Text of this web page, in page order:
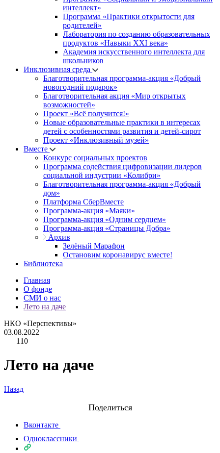
интеллект»
Программа «Практики открытости для
родителей»
Лаборатория по созданию образовательных
продуктов «Навыки XXI века»
Академия искусственного интеллекта для
школьников
Инклюзивная среда
Благотворительная программа-акция «Добрый
новогодний подарок»
Благотворительная акция «Мир открытых
возможностей»
Проект «Всё получится!»
Новые образовательные практики в интересах
детей с особенностями развития и детей-сирот
Проект «Инклюзивный музей»
Вместе
Конкурс социальных проектов
Программа содействия цифровизации лидеров
социальной индустрии «Колибри»
Благотворительная программа-акция «Добрый
дом»
Платформа СберВместе
Программа-акция «Маяки»
Программа-акция «Одним сердцем»
Программа-акция «Страницы Добра»
Архив
Зелёный Марафон
Остановим коронавирус вместе!
Библиотека
Главная
О фонде
СМИ о нас
Лето на даче
НКО «Перспективы»
03.08.2022
110
Лето на даче
Назад
Поделиться
Вконтакте
Одноклассники